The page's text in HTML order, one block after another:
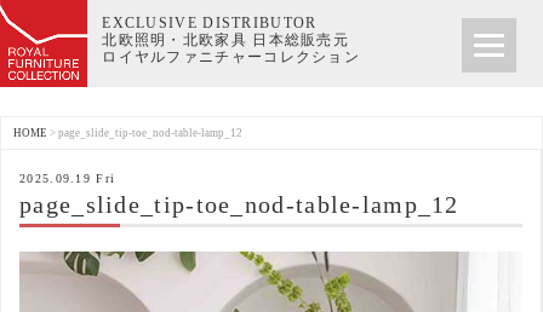
EXCLUSIVE DISTRIBUTOR
北欧照明・北欧家具 日本総販売元
ロイヤルファニチャーコレクション
HOME > page_slide_tip-toe_nod-table-lamp_12
2025.09.19 Fri
page_slide_tip-toe_nod-table-lamp_12